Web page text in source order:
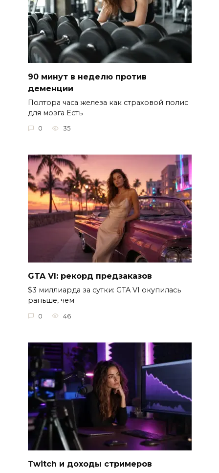
90 минут в неделю против
деменции
Полтора часа железа как страховой полис
для мозга Есть
0 35
GTA VI: рекорд предзаказов
$3 миллиарда за сутки: GTA VI окупилась
раньше, чем
0 46
Twitch и доходы стримеров